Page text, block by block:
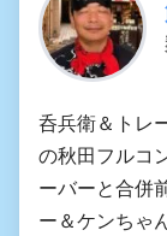
呑兵衛＆トレ
の秋田フルコ
ーバーと合併
ー＆ケンちゃ